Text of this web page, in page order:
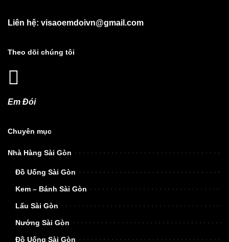
Liên hệ: visaoemdoivn@gmail.com
Theo dõi chúng tôi
Em Đói
Chuyên mục
Nhà Hàng Sài Gòn
Đồ Uống Sài Gòn
Kem – Bánh Sài Gòn
Lẩu Sài Gòn
Nướng Sài Gòn
Đồ Uống Sài Gòn